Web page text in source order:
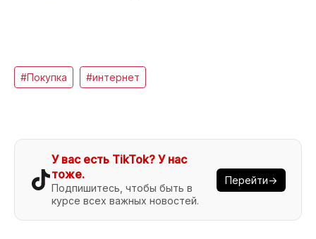
#Покупка #интернет
У вас есть TikTok? У нас
тоже.
Подпишитесь, чтобы быть в
курсе всех важных новостей.
Перейти→